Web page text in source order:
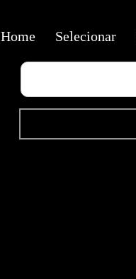
Home Selecionar